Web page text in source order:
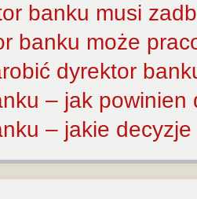
banku musi
banku może
dyrektor
– jak
– jakie